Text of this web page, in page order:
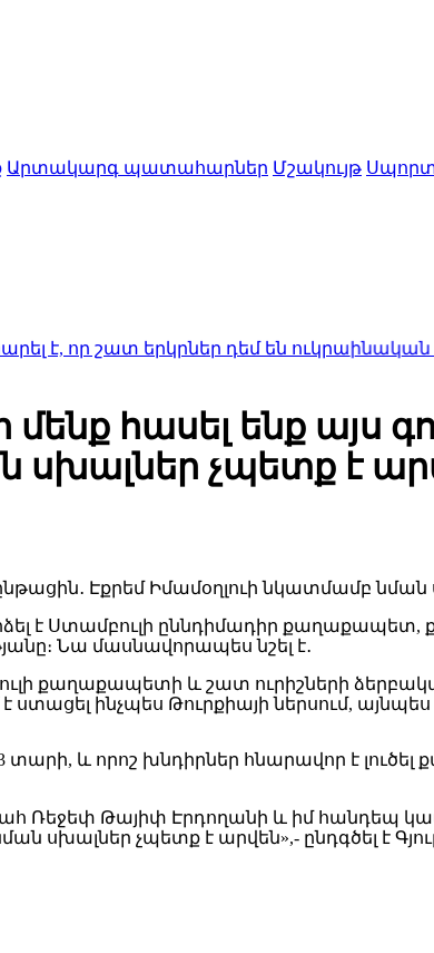
Արտակարգ պատահարներ Մշակույթ
երկրներ դեմ են ուկրաինական բալիստիկ
մենք հասել ենք այս
չպետք է
է Ստամբուլի ըննդիմադիր
Նա մասնավորապես նշել է․
քաղաքապետի և շատ ուրիշների
ստացել ինչպես Թուրքիայի ներսում,
3 տարի, և որոշ խնդիրներ հնարավոր է
Ռեջեփ Թայիփ Էրդողանի և իմ հանդեպ
չպետք է արվեն»,- ընդգծել է